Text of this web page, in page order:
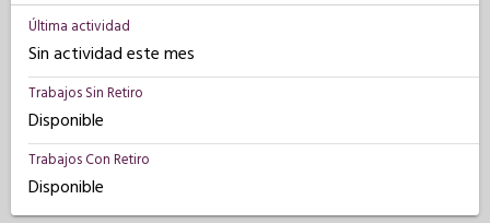
Última actividad
Sin actividad este mes
Trabajos Sin Retiro
Disponible
Trabajos Con Retiro
Disponible